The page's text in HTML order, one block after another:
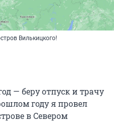
Вилькицкого!
— беру отпуск и трачу
году я провел
в Севером